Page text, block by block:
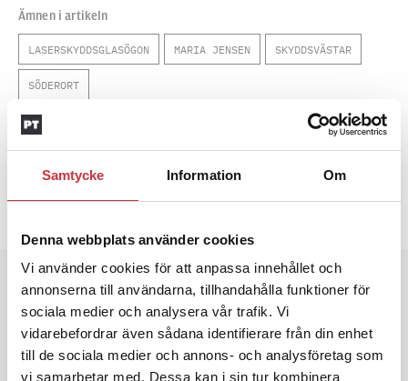
Samtycke Information Om
Denna webbplats använder cookies
Vi använder cookies för att anpassa innehållet och
annonserna till användarna, tillhandahålla funktioner för
sociala medier och analysera vår trafik. Vi
vidarebefordrar även sådana identifierare från din enhet
till de sociala medier och annons- och analysföretag som
vi samarbetar med. Dessa kan i sin tur kombinera
Ämnen i artikeln
LASERSKYDDSGLASÖGON MARIA JENSEN SKYDDSVÄSTAR
SÖDERORT
Andra läser
Klart: Ingångslönen höjs med 2 300
kronor